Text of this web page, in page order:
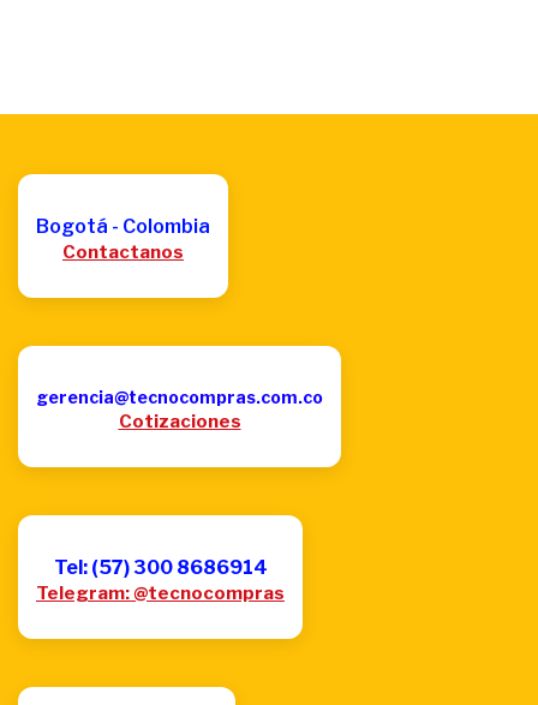
Bogotá - Colombia
Contactanos
gerencia@tecnocompras.com.co
Cotizaciones
Tel: (57) 300 8686914
Telegram: @tecnocompras